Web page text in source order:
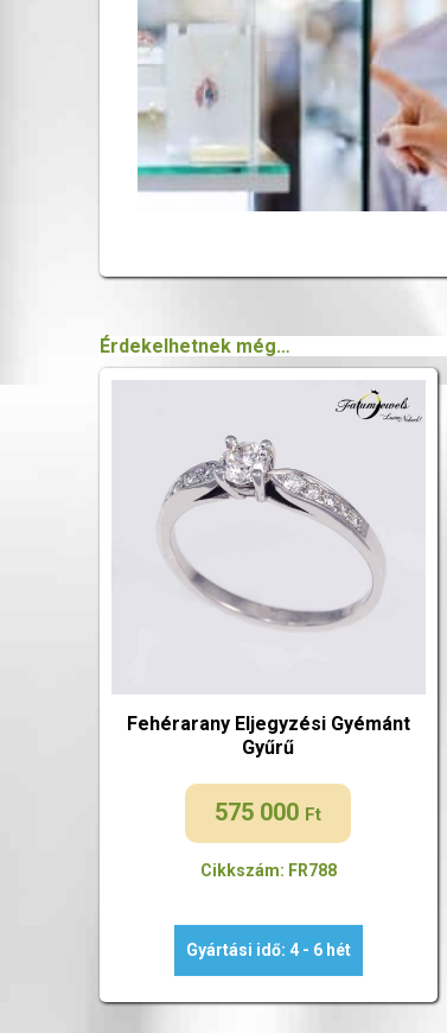
Érdekelhetnek még…
Fehérarany Eljegyzési Gyémánt
Gyűrű
575 000 Ft
Cikkszám: FR788
Gyártási idő: 4 - 6 hét